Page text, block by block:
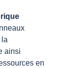
ainsi
en